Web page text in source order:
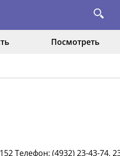
Посмотреть
Телефон: (4932) 23-43-74,